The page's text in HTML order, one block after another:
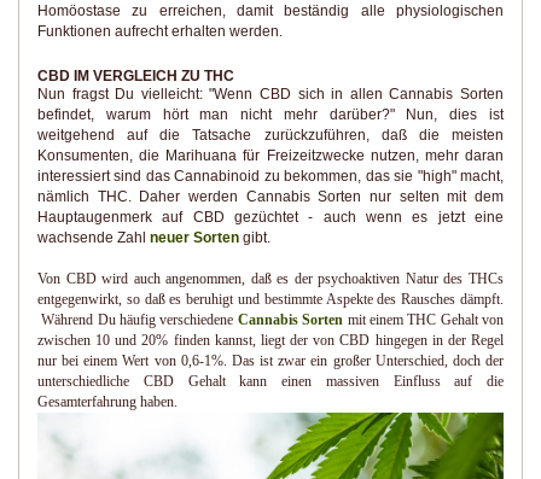
Homöostase zu erreichen, damit beständig alle physiologischen
Funktionen aufrecht erhalten werden.
CBD IM VERGLEICH ZU THC
Nun fragst Du vielleicht: "Wenn CBD sich in allen Cannabis Sorten
befindet, warum hört man nicht mehr darüber?" Nun, dies ist
weitgehend auf die Tatsache zurückzuführen, daß die meisten
Konsumenten, die Marihuana für Freizeitzwecke nutzen, mehr daran
interessiert sind das Cannabinoid zu bekommen, das sie "high" macht,
nämlich THC. Daher werden Cannabis Sorten nur selten mit dem
Hauptaugenmerk auf CBD gezüchtet - auch wenn es jetzt eine
wachsende Zahl neuer Sorten gibt.
Von CBD wird auch angenommen, daß es der psychoaktiven Natur des THCs
entgegenwirkt, so daß es beruhigt und bestimmte Aspekte des Rausches dämpft.
Während Du häufig verschiedene Cannabis Sorten mit einem THC Gehalt von
zwischen 10 und 20% finden kannst, liegt der von CBD hingegen in der Regel
nur bei einem Wert von 0,6-1%. Das ist zwar ein großer Unterschied, doch der
unterschiedliche CBD Gehalt kann einen massiven Einfluss auf die
Gesamterfahrung haben.